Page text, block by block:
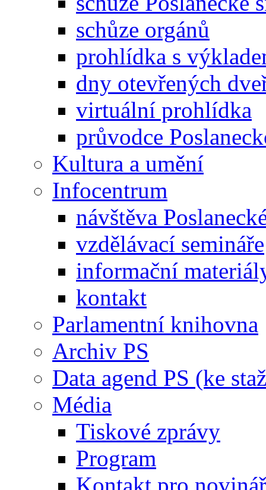
schůze orgánů
prohlídka s
dny otevřených
virtuální prohlídka
průvodce
Kultura a umění
Infocentrum
návštěva
vzdělávací semináře
informační
kontakt
Parlamentní knihovna
Archiv PS
Data agend PS (ke
Média
Tiskové zprávy
Program